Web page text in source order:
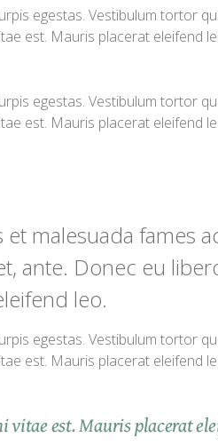
egestas. Vestibulum tortor
est. Mauris placerat eleifend
egestas. Vestibulum tortor
est. Mauris placerat eleifend
malesuada fames
ante. Donec eu
leo.
egestas. Vestibulum tortor
est. Mauris placerat eleifend
vitae est. Mauris placerat